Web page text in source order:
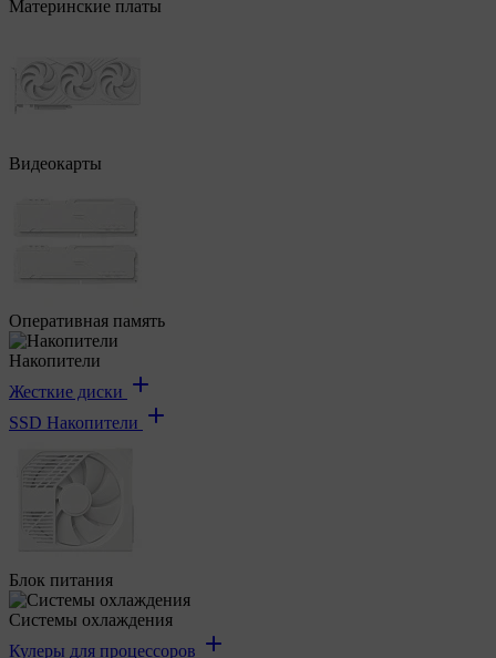
Материнские платы
Видеокарты
Оперативная память
Накопители
Жесткие диски
SSD Накопители
Блок питания
Системы охлаждения
Кулеры для процессоров